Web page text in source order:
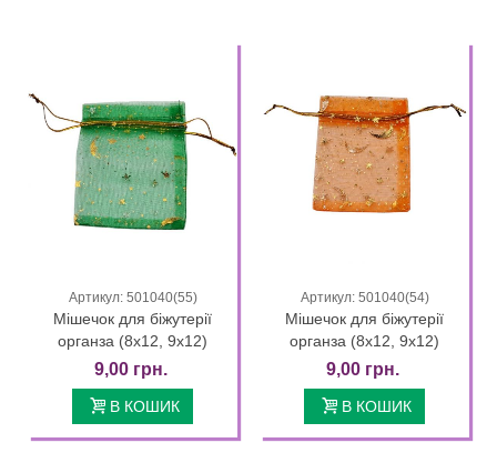
Артикул: 501040(55)
Мішечок для біжутерії
органза (8х12, 9х12)
9,00 грн.
В КОШИК
Артикул: 501040(54)
Мішечок для біжутерії
органза (8х12, 9х12)
9,00 грн.
В КОШИК